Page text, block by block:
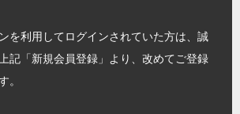
を利用してログインされていた方は、誠
記「新規会員登録」より、改めてご登録
。